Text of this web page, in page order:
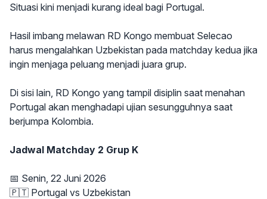
Situasi kini menjadi kurang ideal bagi Portugal.
Hasil imbang melawan RD Kongo membuat Selecao
harus mengalahkan Uzbekistan pada matchday kedua jika
ingin menjaga peluang menjadi juara grup.
Di sisi lain, RD Kongo yang tampil disiplin saat menahan
Portugal akan menghadapi ujian sesungguhnya saat
berjumpa Kolombia.
Jadwal Matchday 2 Grup K
📅 Senin, 22 Juni 2026
🇵🇹 Portugal vs Uzbekistan